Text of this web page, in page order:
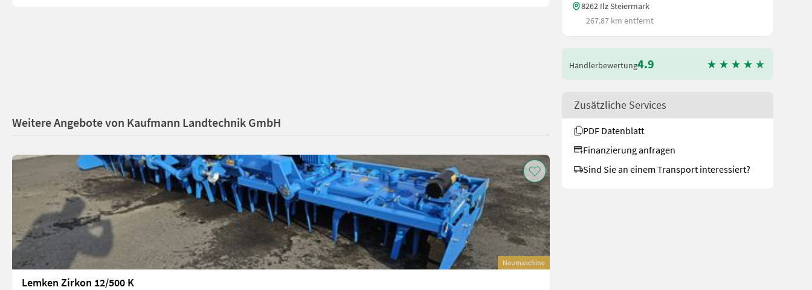
8262 Ilz Steiermark
267.87 km entfernt
Händlerbewertung4.9
Zusätzliche Services
PDF Datenblatt
Finanzierung anfragen
Sind Sie an einem Transport interessiert?
Weitere Angebote von Kaufmann Landtechnik GmbH
Neumaschine
Lemken Zirkon 12/500 K